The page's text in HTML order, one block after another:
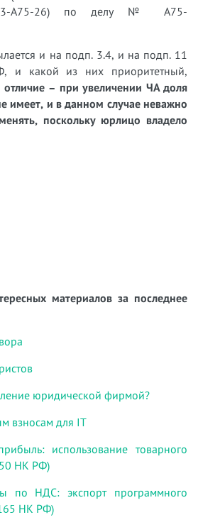
А75-26) по делу № А75-
и на подп. 3.4, и на подп. 11
какой из них приоритетный,
отличие – при увеличении ЧА доля
имеет, и в данном случае неважно
поскольку юрлицо владело
материалов за последнее
юридической фирмой?
взносам для IT
использование товарного
НК РФ)
по НДС: экспорт программного
НК РФ)